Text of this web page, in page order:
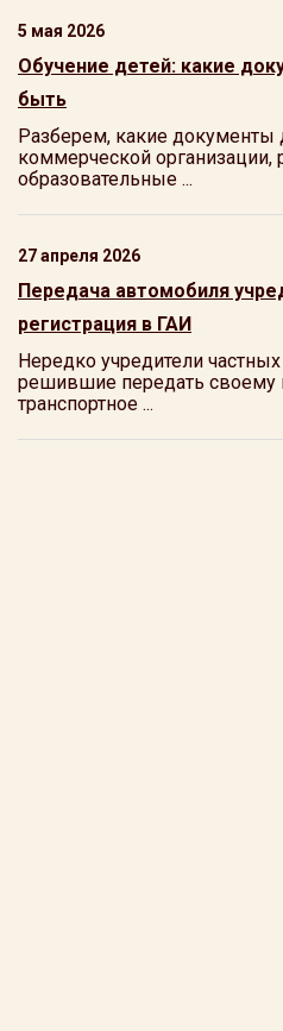
5 мая 2026
Обучение детей: какие
быть
Разберем, какие
коммерческой
образовательные ...
27 апреля 2026
Передача автомобиля
регистрация в ГАИ
Нередко учредители
решившие передать своему
транспортное ...